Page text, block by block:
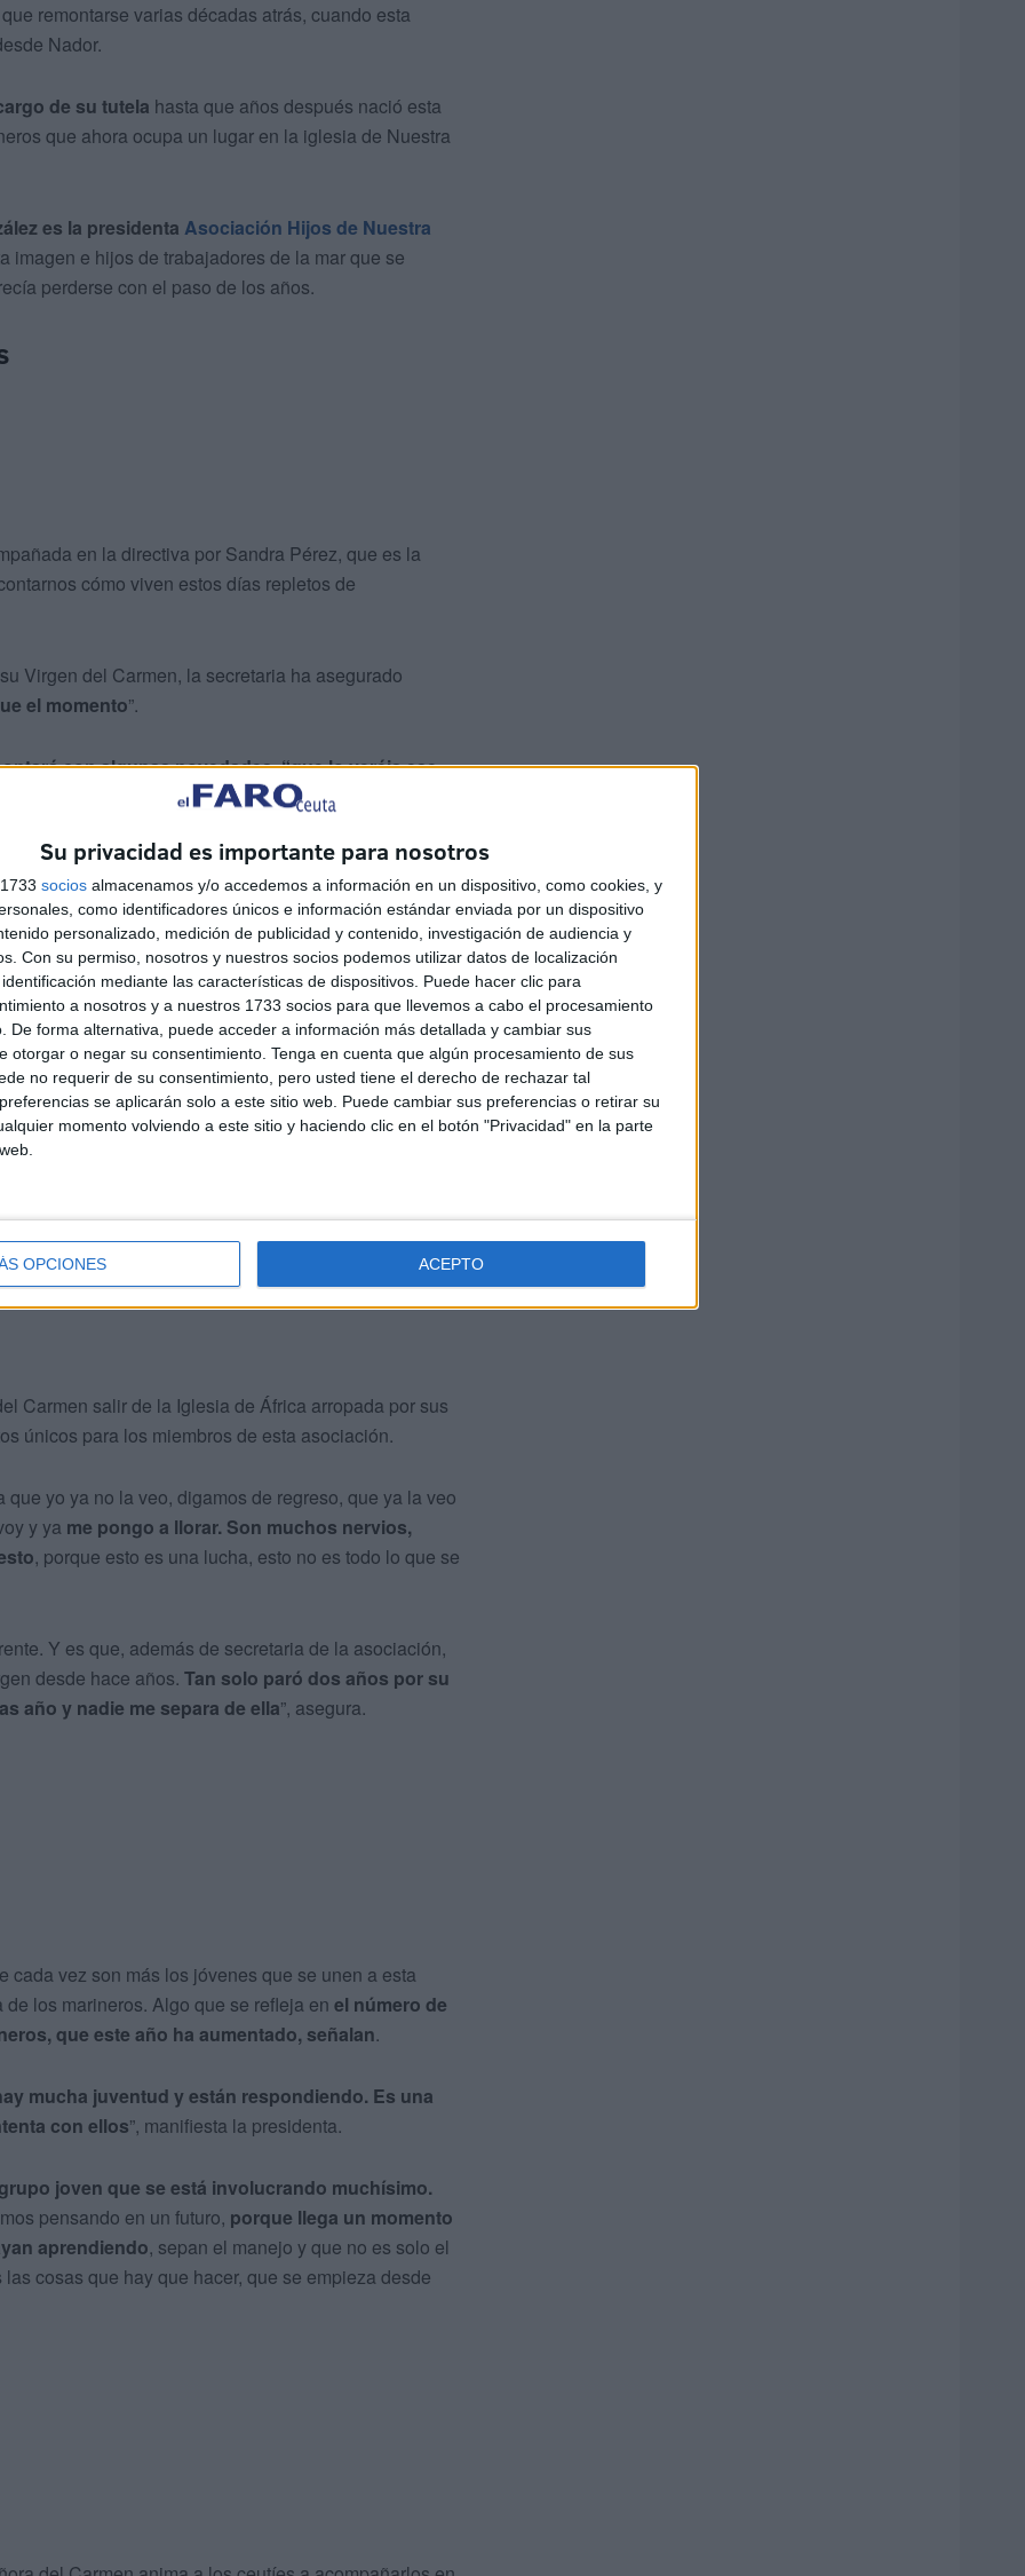
Su privacidad es importante para nosotros
socios almacenamos y/o accedemos a información en un dispositivo, como cookies, y
como identificadores únicos e información estándar enviada por un dispositivo
personalizado, medición de publicidad y contenido, investigación de audiencia y
Con su permiso, nosotros y nuestros socios podemos utilizar datos de localización
mediante las características de dispositivos. Puede hacer clic para
a nosotros y a nuestros 1733 socios para que llevemos a cabo el procesamiento
De forma alternativa, puede acceder a información más detallada y cambiar sus
otorgar o negar su consentimiento. Tenga en cuenta que algún procesamiento de sus
no requerir de su consentimiento, pero usted tiene el derecho de rechazar tal
se aplicarán solo a este sitio web. Puede cambiar sus preferencias o retirar su
momento volviendo a este sitio y haciendo clic en el botón "Privacidad" en la parte
OPCIONES ACEPTO
remontarse varias décadas atrás, cuando esta
Nador.
de su tutela hasta que años después nació esta
que ahora ocupa un lugar en la iglesia de Nuestra
es la presidenta Asociación Hijos de Nuestra
imagen e hijos de trabajadores de la mar que se
perderse con el paso de los años.
en la directiva por Sandra Pérez, que es la
cómo viven estos días repletos de
Virgen del Carmen, la secretaria ha asegurado
el momento”.
con algunas novedades, “que lo veréis ese
Todos los años intentamos que haya cosillas nuevas,
e intentando que la cosa mejore y todo que sea
Señora del Carmen se encuentra inmersa en la
martes se celebrará la misa naval.
barca para la salida y la imagen de la virgen
comenzarán con la
colocación de las flores
.
Carmen salir de la Iglesia de África arropada por sus
únicos para los miembros de esta asociación.
que yo ya no la veo, digamos de regreso, que ya la veo
y ya me pongo a llorar. Son muchos nervios,
, porque esto es una lucha, esto no es todo lo que se
Y es que, además de secretaria de la asociación,
desde hace años. Tan solo paró dos años por su
año y nadie me separa de ella”, asegura.
vez son más los jóvenes que se unen a esta
los marineros. Algo que se refleja en el número de
que este año ha aumentado, señalan.
mucha juventud y están respondiendo. Es una
con ellos”, manifiesta la presidenta.
joven que se está involucrando muchísimo.
pensando en un futuro, porque llega un momento
aprendiendo, sepan el manejo y que no es solo el
cosas que hay que hacer, que se empieza desde